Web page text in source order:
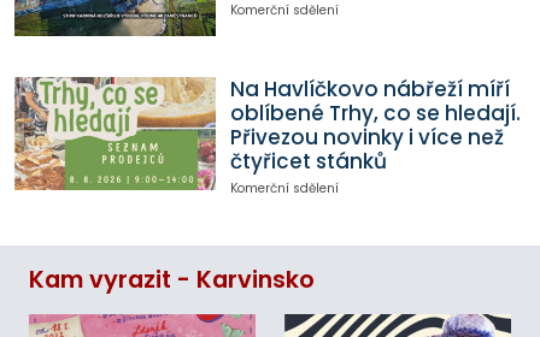
Komerční sdělení
Na Havlíčkovo nábřeží míří
oblíbené Trhy, co se hledají.
Přivezou novinky i více než
čtyřicet stánků
Komerční sdělení
Kam vyrazit - Karvinsko